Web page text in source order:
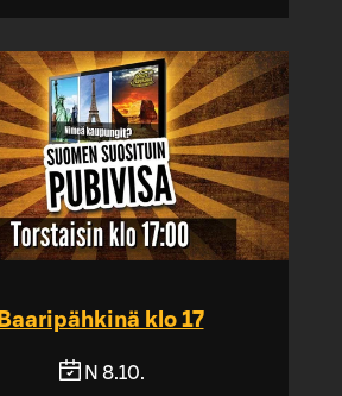
Baaripähkinä klo 17
N 8.10.